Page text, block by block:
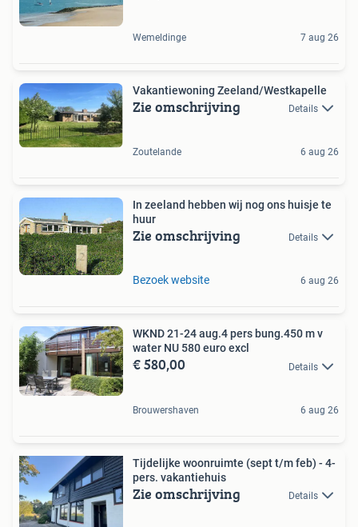
Wemeldinge 7 aug 26
Vakantiewoning Zeeland/Westkapelle
Zie omschrijving Details
Zoutelande 6 aug 26
In zeeland hebben wij nog ons huisje te
huur
Zie omschrijving Details
Bezoek website 6 aug 26
WKND 21-24 aug.4 pers bung.450 m v
water NU 580 euro excl
€ 580,00 Details
Brouwershaven 6 aug 26
Tijdelijke woonruimte (sept t/m feb) - 4-
pers. vakantiehuis
Zie omschrijving Details